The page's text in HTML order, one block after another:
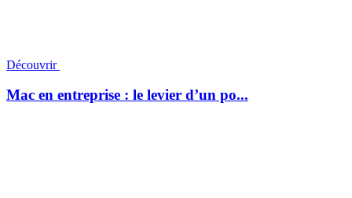
Découvrir
Mac en entreprise : le levier d’un po...